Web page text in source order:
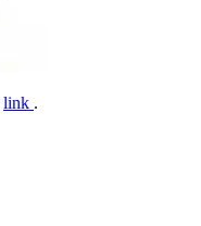
link .